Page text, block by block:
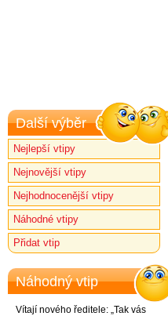
Další výběr
Nejlepší vtipy
Nejnovější vtipy
Nejhodnocenější vtipy
Náhodné vtipy
Přidat vtip
Náhodný vtip
Vítají nového ředitele: „Tak vás